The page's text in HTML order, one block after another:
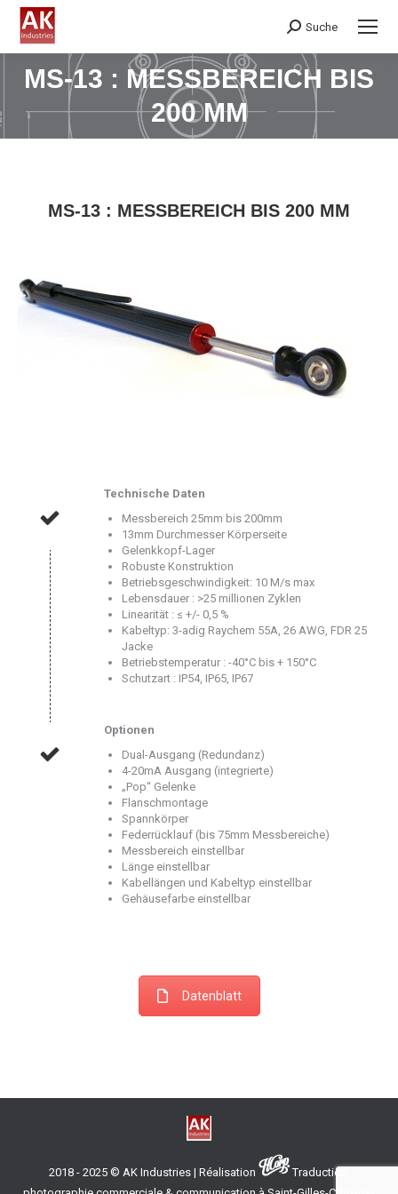
Search:
Suche
MS-13 : MESSBEREICH BIS
200 MM
Sie befinden sich hier:
MS-13 : MESSBEREICH BIS 200 MM
Technische Daten
Messbereich 25mm bis 200mm
13mm Durchmesser Körperseite
Gelenkkopf-Lager
Robuste Konstruktion
Betriebsgeschwindigkeit: 10 M/s max
Lebensdauer : >25 millionen Zyklen
Linearität : ≤ +/- 0,5 %
Kabeltyp: 3-adig Raychem 55A, 26 AWG, FDR 25
Jacke
Betriebstemperatur : -40°C bis + 150°C
Schutzart : IP54, IP65, IP67
Optionen
Dual-Ausgang (Redundanz)
4-20mA Ausgang (integrierte)
„Pop“ Gelenke
Flanschmontage
Spannkörper
Federrücklauf (bis 75mm Messbereiche)
Messbereich einstellbar
Länge einstellbar
Kabellängen und Kabeltyp einstellbar
Gehäusefarbe einstellbar
Datenblatt
2018 - 2025 © AK Industries | Réalisation
Traduction,